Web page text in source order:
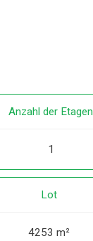
Anzahl der Etagen
1
Lot
4253 m²